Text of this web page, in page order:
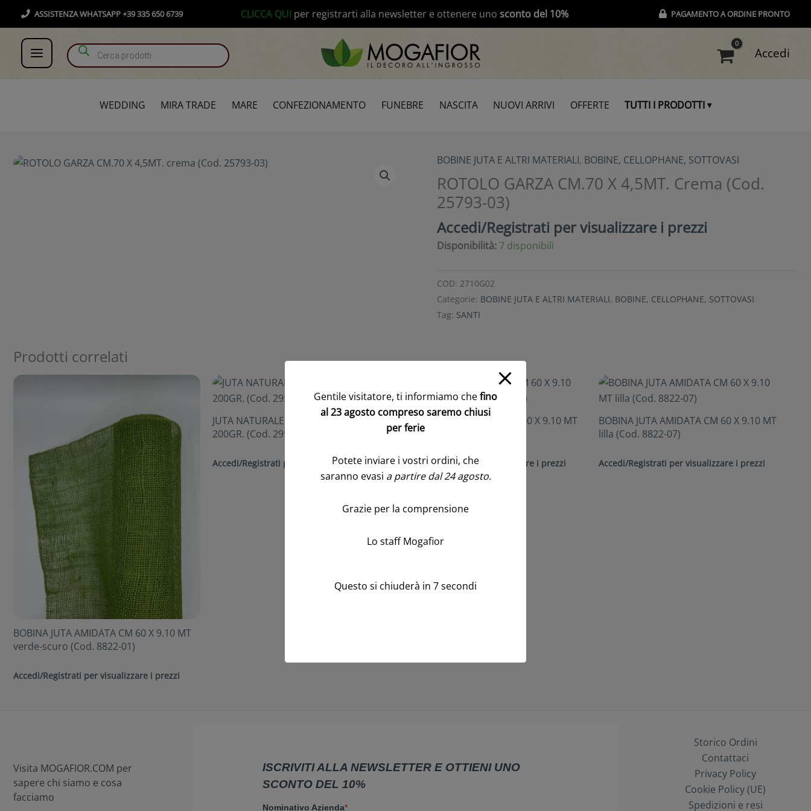
contenuto
ASSISTENZA WHATSAPP +39 335 650 6739 CLICCA QUI per registrarti alla newsletter e ottenere uno sconto del 10% PAGAMENTO A ORDINE PRONTO
Products search Accedi
WEDDING MIRA TRADE MARE CONFEZIONAMENTO FUNEBRE NASCITA NUOVI ARRIVI OFFERTE TUTTI I PRODOTTI
BOBINE JUTA E ALTRI MATERIALI, BOBINE, CELLOPHANE, SOTTOVASI
ROTOLO GARZA CM.70 X 4,5MT. Crema (Cod.
25793-03)
Accedi/Registrati per visualizzare i prezzi
Disponibilità: 7 disponibili
COD: 2710G02
Categorie: BOBINE JUTA E ALTRI MATERIALI, BOBINE, CELLOPHANE, SOTTOVASI
Tag: SANTI
Prodotti correlati
BOBINA JUTA AMIDATA CM 60 X 9.10 MT
verde-scuro (Cod. 8822-01)
Accedi/Registrati per visualizzare i prezzi
JUTA NATURALE ROTOLO CM100X50MT
200GR. (Cod. 29512-01)
Accedi/Registrati per visualizzare i prezzi
BOBINA JUTA AMIDATA CM 60 X 9.10 MT
sbiancato (Cod. 8822-16)
Accedi/Registrati per visualizzare i prezzi
BOBINA JUTA AMIDATA CM 60 X 9.10 MT
lilla (Cod. 8822-07)
Accedi/Registrati per visualizzare i prezzi
Visita MOGAFIOR.COM per
sapere chi siamo e cosa
facciamo
Storico Ordini
Contattaci
Privacy Policy
Cookie Policy (UE)
Spedizioni e resi
Gentile visitatore, ti informiamo chefino
al 23 agosto compreso saremo chiusi
per ferie
Potete inviare i vostri ordini, che
saranno evasi a partire dal 24 agosto.
Grazie per la comprensione
Lo staff Mogafior
Questo si chiuderà in 7secondi